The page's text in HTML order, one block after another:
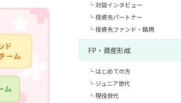
対談インタビュー
投資先パートナー
投資先ファンド・銘柄
FP・資産形成
はじめての方
ジュニア世代
現役世代